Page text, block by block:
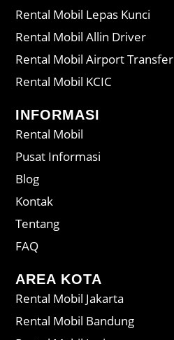
Rental Mobil Lepas Kunci
Rental Mobil Allin Driver
Rental Mobil Airport Transfer
Rental Mobil KCIC
INFORMASI
Rental Mobil
Pusat Informasi
Blog
Kontak
Tentang
FAQ
AREA KOTA
Rental Mobil Jakarta
Rental Mobil Bandung